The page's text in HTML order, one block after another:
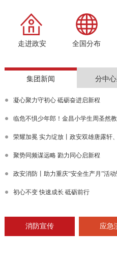
走进政安 全国分布
集团新闻 分中
凝心聚力守初心 砥砺奋进启新程
临危不惧少年郎！金昌小学生周圣然
聚势同频谋远略 勠力同心启新程
初心不变 快速成长 砥砺前行
消防宣传 应急